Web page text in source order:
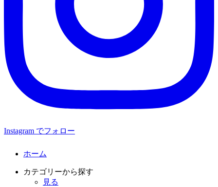
Instagram でフォロー
ホーム
カテゴリーから探す
見る